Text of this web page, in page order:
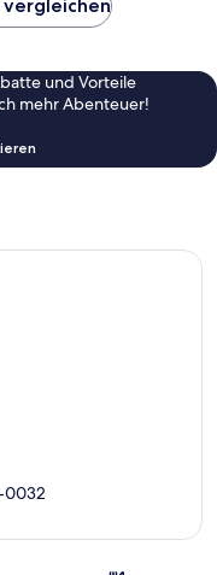
und Vorteile
mehr Abenteuer!
0032